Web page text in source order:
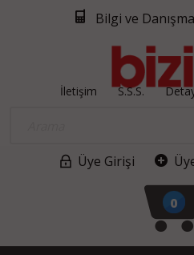
Bilgi ve Danışma
İletişim S.S.S.
Üye Girişi
0